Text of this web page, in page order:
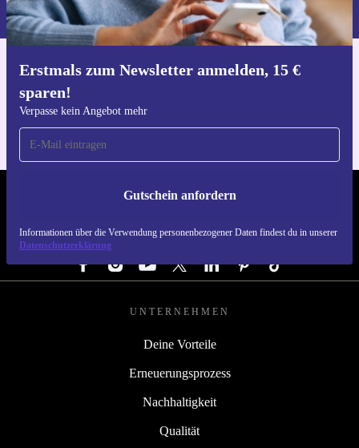
Erstmals zum Newsletter anmelden, 15 €
sparen!
Verpasse kein Angebot mehr
Gutschein anfordern
Informationen über die Verwendung personenbezogener Daten findest du in unserer
Datenschutzerklärung
du in unserer
Datenschutzerklärung.
Hol dir die refurbed-App
REFURBED DEUTSCHLAND - RETHINK NEW.
FOLGE UNS
UNTERNEHMEN
Deine Vorteile
Erneuerungsprozess
Nachhaltigkeit
Qualität